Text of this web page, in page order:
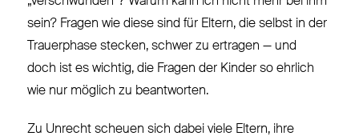
sein? Fragen wie diese sind für Eltern, die selbst in der
Trauerphase stecken, schwer zu ertragen — und
doch ist es wichtig, die Fragen der Kinder so ehrlich
wie nur möglich zu beantworten.
Zu Unrecht scheuen sich dabei viele Eltern, ihre